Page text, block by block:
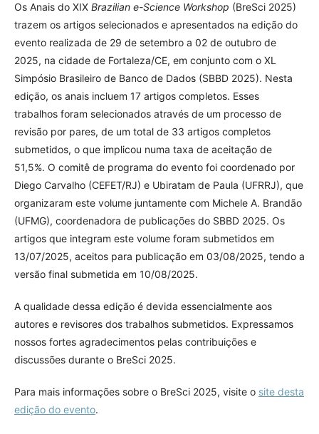
Os Anais do XIX Brazilian e-Science Workshop (BreSci 2025)
trazem os artigos selecionados e apresentados na edição do
evento realizada de 29 de setembro a 02 de outubro de
2025, na cidade de Fortaleza/CE, em conjunto com o XL
Simpósio Brasileiro de Banco de Dados (SBBD 2025). Nesta
edição, os anais incluem 17 artigos completos. Esses
trabalhos foram selecionados através de um processo de
revisão por pares, de um total de 33 artigos completos
submetidos, o que implicou numa taxa de aceitação de
51,5%. O comitê de programa do evento foi coordenado por
Diego Carvalho (CEFET/RJ) e Ubiratam de Paula (UFRRJ), que
organizaram este volume juntamente com Michele A. Brandão
(UFMG), coordenadora de publicações do SBBD 2025. Os
artigos que integram este volume foram submetidos em
13/07/2025, aceitos para publicação em 03/08/2025, tendo a
versão final submetida em 10/08/2025.
A qualidade dessa edição é devida essencialmente aos
autores e revisores dos trabalhos submetidos. Expressamos
nossos fortes agradecimentos pelas contribuições e
discussões durante o BreSci 2025.
Para mais informações sobre o BreSci 2025, visite o site desta
edição do evento.